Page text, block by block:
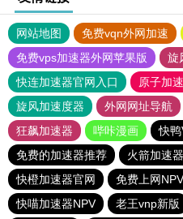
网站地图 免费vqn外网加速
免费vps加速器外网苹果版
旋
快连加速器官网入口
原子加
旋风加速度器
外网网址导航
狂飙加速器
哔咔漫画 快鸭
免费的加速器推荐
火箭加速
快橙加速器官网
免费上网
快喵加速器NPV
老王vnp新版